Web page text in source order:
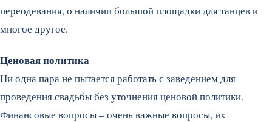
переодевания, о наличии большой площадки для танцев и
многое другое.
Ценовая политика
Ни одна пара не пытается работать с заведением для
проведения свадьбы без уточнения ценовой политики.
Финансовые вопросы – очень важные вопросы, их